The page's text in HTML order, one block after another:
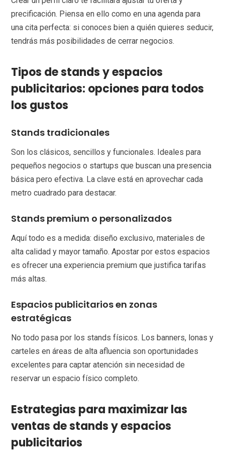
precificación. Piensa en ello como en una agenda para
una cita perfecta: si conoces bien a quién quieres seducir,
tendrás más posibilidades de cerrar negocios.
Tipos de stands y espacios
publicitarios: opciones para todos
los gustos
Stands tradicionales
Son los clásicos, sencillos y funcionales. Ideales para
pequeños negocios o startups que buscan una presencia
básica pero efectiva. La clave está en aprovechar cada
metro cuadrado para destacar.
Stands premium o personalizados
Aquí todo es a medida: diseño exclusivo, materiales de
alta calidad y mayor tamaño. Apostar por estos espacios
es ofrecer una experiencia premium que justifica tarifas
más altas.
Espacios publicitarios en zonas
estratégicas
No todo pasa por los stands físicos. Los banners, lonas y
carteles en áreas de alta afluencia son oportunidades
excelentes para captar atención sin necesidad de
reservar un espacio físico completo.
Estrategias para maximizar las
ventas de stands y espacios
publicitarios